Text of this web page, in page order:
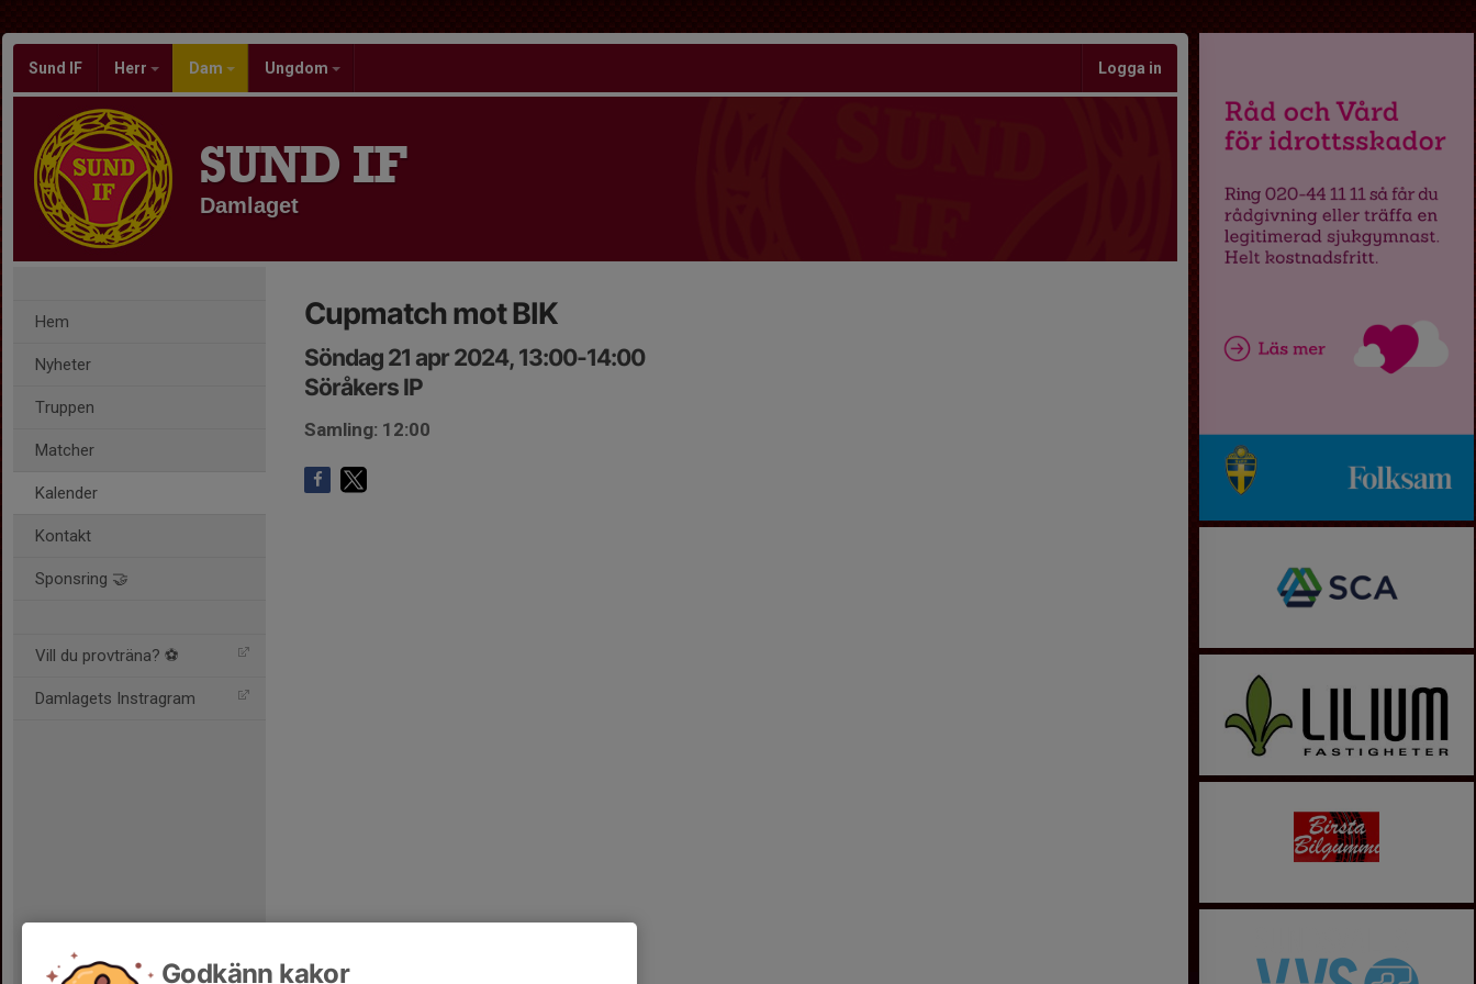
Sund IF Herr Dam Ungdom Logga in
SUND IF
Damlaget
Hem
Nyheter
Truppen
Matcher
Kalender
Kontakt
Sponsring 🤝
Vill du provträna? ⚽️
Damlagets Instragram
Cupmatch mot BIK
Söndag 21 apr 2024, 13:00-14:00
Söråkers IP
Samling: 12:00
Godkänn kakor